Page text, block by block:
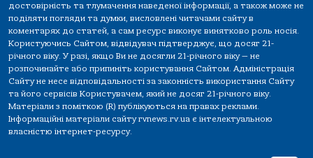
достовірність та тлумачення наведеної інформації, а також може не
поділяти погляди та думки, висловлені читачами сайту в
коментарях до статей, а сам ресурс виконує винятково роль носія.
Користуючись Сайтом, відвідувач підтверджує, що досяг 21-
річного віку. У разі, якщо Ви не досягли 21-річного віку — не
розпочинайте або припиніть користування Сайтом. Адміністрація
Сайту не несе відповідальності за законність використання Сайту
та його сервісів Користувачем, який не досяг 21-річного віку.
Матеріали з поміткою (R) публікуються на правах реклами.
Інформаційні матеріали сайту rvnews.rv.ua є інтелектуальною
власністю інтернет-ресурсу.